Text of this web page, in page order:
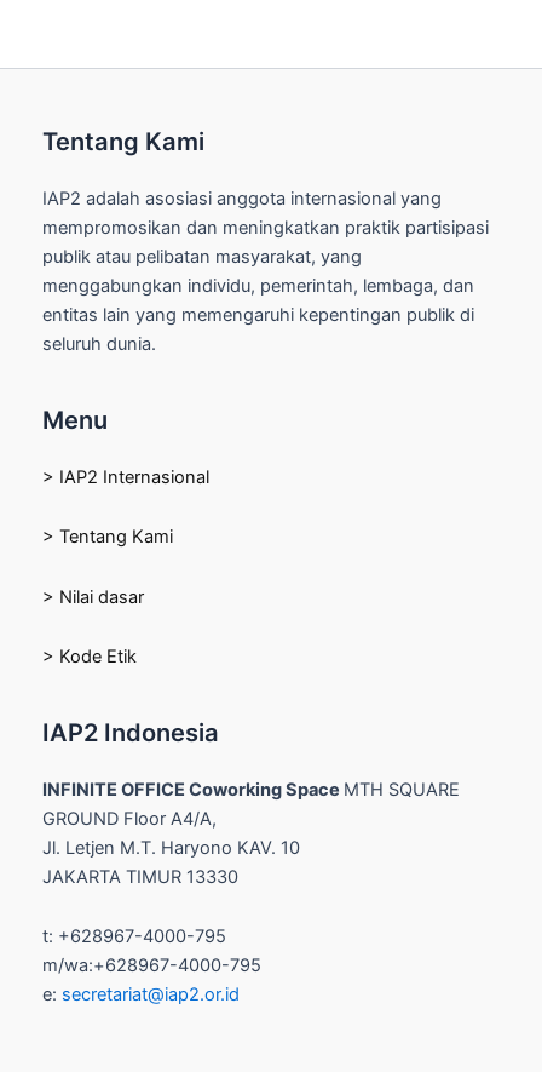
Tentang Kami
IAP2 adalah asosiasi anggota internasional yang
mempromosikan dan meningkatkan praktik partisipasi
publik atau pelibatan masyarakat, yang
menggabungkan individu, pemerintah, lembaga, dan
entitas lain yang memengaruhi kepentingan publik di
seluruh dunia.
Menu
> IAP2 Internasional
> Tentang Kami
> Nilai dasar
> Kode Etik
IAP2 Indonesia
INFINITE OFFICE Coworking Space MTH SQUARE
GROUND Floor A4/A,
Jl. Letjen M.T. Haryono KAV. 10
JAKARTA TIMUR 13330
t: +628967-4000-795
m/wa:+628967-4000-795
e: secretariat@iap2.or.id